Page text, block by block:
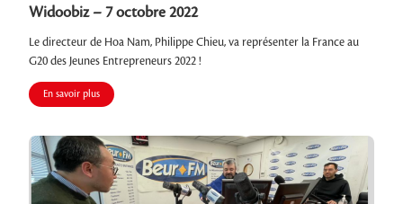
Widoobiz – 7 octobre 2022
Le directeur de Hoa Nam, Philippe Chieu, va représenter la France au
G20 des Jeunes Entrepreneurs 2022 !
En savoir plus